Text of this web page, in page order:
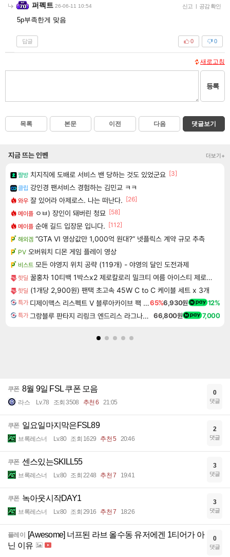
퍼펙트 26-06-11 10:54 신고 | 공감 확인
5p부족한게 맞음
답글 0
0
새로고침
등록
목록 본문 이전 다음 댓글보기
지금 뜨는 인벤 더보기+
짤방 치지직에 도배로 서비스 밴 당하는 것도 있었군요 [3]
클립 강인경 팬서비스 경험하는 김민교 ㅋㅋ
와우 잘 있어라 아제로스. 나는 떠난다. [26]
메이플 ㅇㅂ) 장인이 돼버린 청묘 [58]
메이플 순애 길드 입장문 입니다. [112]
해외겜 “GTA VI 영상값만 1,000억 원대?” 넷플릭스 계약 규모 추측
PV 오버워치 디몬 게임 플레이 영상
비스트 모든 야영지 위치 공략 (119개) - 야영의 달인 도전과제
핫딜 꿀홍차 10티백 1박스x2 제로칼로리 밀크티 여름 아이스티 제로음료 무설탕
핫딜 (1개당 2,900원) 팬택 초고속 45W C to C 케이블 세트 x 3개
특가 디제이맥스 리스펙트 V 블루아카이브 팩 DJMAX RESPECT V Blue Archive Pack DLC65%6,930원 12%
특가 그랑블루 판타지 리링크 엔드리스 라그나로크 Granblue Fantasy Relink Endless Ragnarok 66,800원 7,000
쿠폰 8월 9일 FSL 쿠폰 모음
라스 Lv.78 조회 3508 추천 6 21:05
0
댓글
쿠폰 일요일마지막은FSL89
브록레스너 Lv.80 조회 1629 추천 5 20:46
2
댓글
쿠폰 센스있는SKILL55
브록레스너 Lv.80 조회 2248 추천 7 19:41
3
댓글
쿠폰 녹아웃시작DAY1
브록레스너 Lv.80 조회 2916 추천 7 18:26
3
댓글
플레이
[Awesome] 너프된 라브 올수동 유저에겐 1티어가 아
닌 이유
0
댓글